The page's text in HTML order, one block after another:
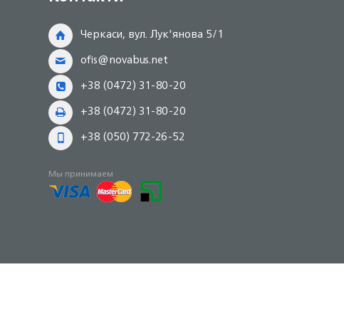
Черкаси, вул. Лук'янова 5/1
ofis@novabus.net
+38 (0472) 31-80-20
+38 (0472) 31-80-20
+38 (050) 772-26-52
Мы принимаем